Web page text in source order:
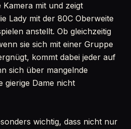
mit und zeigt
Lady mit der 80C Oberweite
anstellt. Ob gleichzeitig
sie sich mit einer Gruppe
kommt dabei jeder auf
sich über mangelnde
gierige Dame nicht
wichtig, dass nicht nur